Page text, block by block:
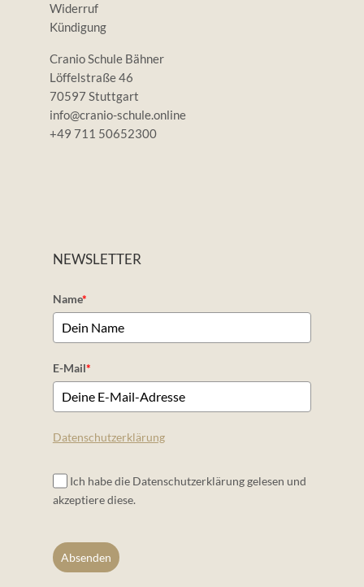
Widerruf
Kündigung
Cranio Schule Bähner
Löffelstraße 46
70597 Stuttgart
info@cranio-schule.online
+49 711 50652300
NEWSLETTER
Name*
E-Mail*
Datenschutzerklärung
Ich habe die Datenschutzerklärung gelesen und
akzeptiere diese.
Absenden